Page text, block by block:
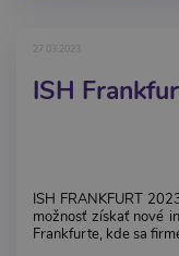
ISH
ISH FRANKFURT
možnosť získať nové
Frankfurte, kde sa